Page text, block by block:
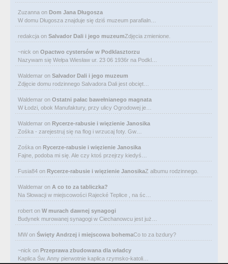
Zuzanna on Dom Jana Długosza
W domu Długosza znajduje się dziś muzeum parafialn…
redakcja on Salvador Dali i jego muzeumZdjęcia zmienione.
~nick on Opactwo cystersów w Podklasztorzu
Nazywam się Wełpa Wiesław ur. 23 06 1936r na Podkl…
Waldemar on Salvador Dali i jego muzeum
Zdjęcie domu rodzinnego Salvadora Dali jest obcięt…
Waldemar on Ostatni pałac bawełnianego magnata
W Łodzi, obok Manufaktury, przy ulicy Ogrodowej je…
Waldemar on Rycerze-rabusie i więzienie Janosika
Zośka - zarejestruj się na flog i wrzucaj foty. Gw…
Zośka on Rycerze-rabusie i więzienie Janosika
Fajne, podoba mi się. Ale czy ktoś przejrzy kiedyś…
Fusia84 on Rycerze-rabusie i więzienie JanosikaZ albumu rodzinnego.
Waldemar on A co to za tabliczka?
Na Słowacji w miejscowości Rajecké Teplice , na śc…
robert on W murach dawnej synagogi
Budynek murowanej synagogi w Ciechanowcu jest już…
MW on Święty Andrzej i miejscowa bohemaCo to za bzdury?
~nick on Przeprawa zbudowana dla władcy
Kaplica Św. Anny pierwotnie kaplica rzymsko-katoli…